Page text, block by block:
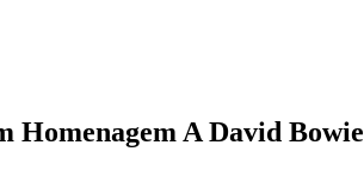
Homenagem A David Bowie